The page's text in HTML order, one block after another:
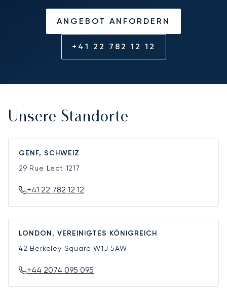
ANGEBOT ANFORDERN
+41 22 782 12 12
Unsere Standorte
GENF, SCHWEIZ
29 Rue Lect 1217
+41 22 782 12 12
LONDON, VEREINIGTES KÖNIGREICH
42 Berkeley SquareW1J 5AW
+44 2074 095 095